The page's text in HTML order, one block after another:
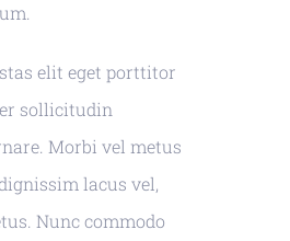
elit eget porttitor
sollicitudin
Morbi vel metus
lacus vel,
Nunc commodo